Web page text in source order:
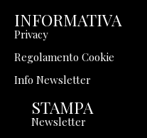
INFORMATIVA
Privacy
Regolamento Cookie
Info Newsletter
STAMPA
Newsletter